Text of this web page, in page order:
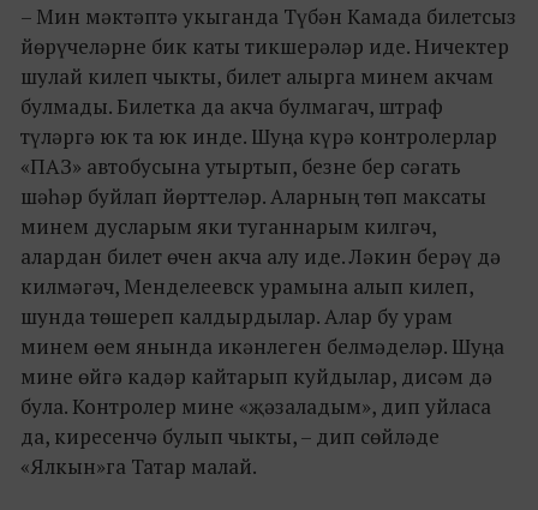
– Мин мәктәптә укыганда Түбән Камада билетсыз
йөрүчеләрне бик каты тикшерәләр иде. Ничектер
шулай килеп чыкты, билет алырга минем акчам
булмады. Билетка да акча булмагач, штраф
түләргә юк та юк инде. Шуңа күрә контролерлар
«ПАЗ» автобусына утыртып, безне бер сәгать
шәһәр буйлап йөрттеләр. Аларның төп максаты
минем дусларым яки туганнарым килгәч,
алардан билет өчен акча алу иде. Ләкин берәү дә
килмәгәч, Менделеевск урамына алып килеп,
шунда төшереп калдырдылар. Алар бу урам
минем өем янында икәнлеген белмәделәр. Шуңа
мине өйгә кадәр кайтарып куйдылар, дисәм дә
була. Контролер мине «җәзаладым», дип уйласа
да, киресенчә булып чыкты, – дип сөйләде
«Ялкын»га Татар малай.